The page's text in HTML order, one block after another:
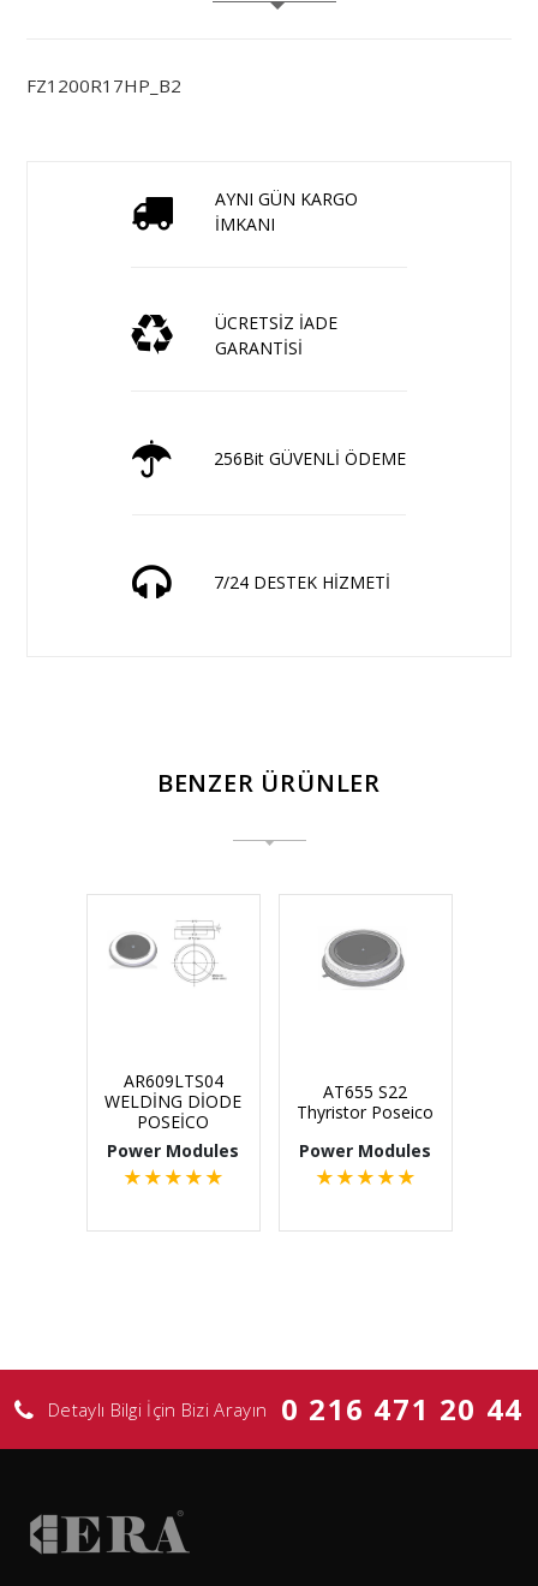
FZ1200R17HP_B2
AYNI GÜN KARGO
İMKANI
ÜCRETSİZ İADE
GARANTİSİ
256Bit GÜVENLİ ÖDEME
7/24 DESTEK HİZMETİ
BENZER ÜRÜNLER
AR609LTS04
WELDİNG DİODE
POSEİCO
Power Modules
★ ★ ★ ★ ★
AT655 S22
Thyristor Poseico
Power Modules
★ ★ ★ ★ ★
Detaylı Bilgi İçin Bizi Arayın 0 216 471 20 44